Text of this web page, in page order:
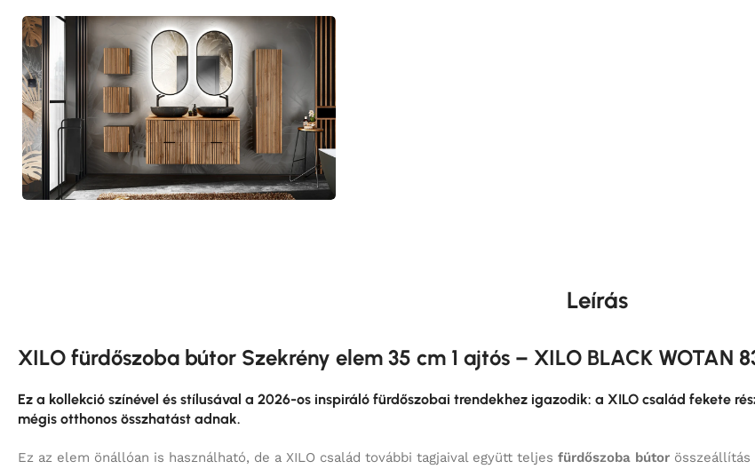
Leírás
XILO fürdőszoba bútor Szekrény elem 35 cm 1 ajtós – XILO BLACK WOTAN
Ez a kollekció színével és stílusával a 2026-os inspiráló fürdőszobai trendekhez igazodik: a XILO család fekete
mégis otthonos összhatást adnak.
Ez az elem önállóan is használható, de a XILO család további tagjaival együtt teljes fürdőszoba bútor